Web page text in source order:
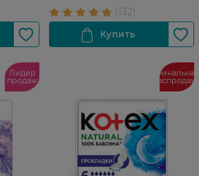
Лидер
продаж
Финальная